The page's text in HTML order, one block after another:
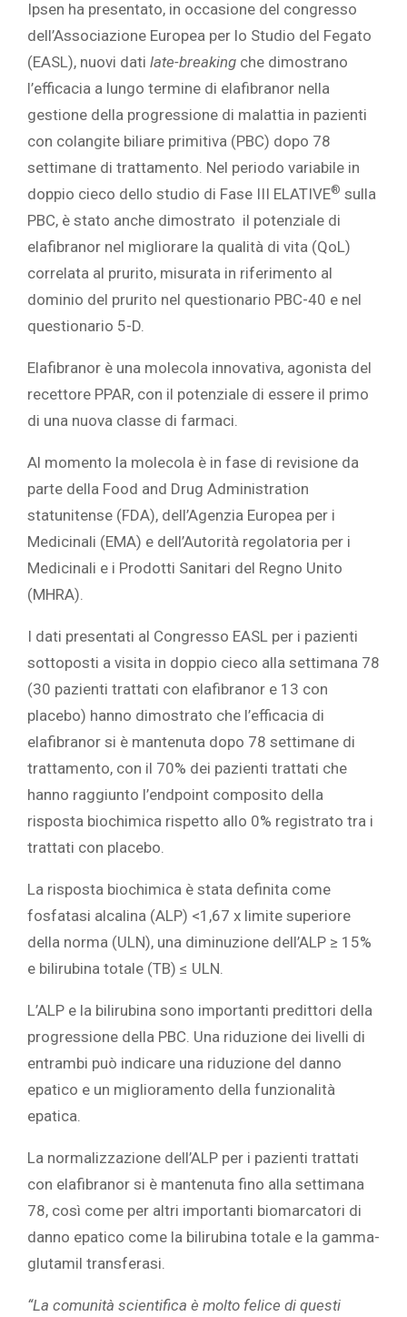
Ipsen ha presentato, in occasione del congresso
dell’Associazione Europea per lo Studio del Fegato
(EASL), nuovi dati late-breaking che dimostrano
l’efficacia a lungo termine di elafibranor nella
gestione della progressione di malattia in pazienti
con colangite biliare primitiva (PBC) dopo 78
settimane di trattamento. Nel periodo variabile in
doppio cieco dello studio di Fase III ELATIVE® sulla
PBC, è stato anche dimostrato il potenziale di
elafibranor nel migliorare la qualità di vita (QoL)
correlata al prurito, misurata in riferimento al
dominio del prurito nel questionario PBC-40 e nel
questionario 5-D.
Elafibranor è una molecola innovativa, agonista del
recettore PPAR, con il potenziale di essere il primo
di una nuova classe di farmaci.
Al momento la molecola è in fase di revisione da
parte della Food and Drug Administration
statunitense (FDA), dell’Agenzia Europea per i
Medicinali (EMA) e dell’Autorità regolatoria per i
Medicinali e i Prodotti Sanitari del Regno Unito
(MHRA).
I dati presentati al Congresso EASL per i pazienti
sottoposti a visita in doppio cieco alla settimana 78
(30 pazienti trattati con elafibranor e 13 con
placebo) hanno dimostrato che l’efficacia di
elafibranor si è mantenuta dopo 78 settimane di
trattamento, con il 70% dei pazienti trattati che
hanno raggiunto l’endpoint composito della
risposta biochimica rispetto allo 0% registrato tra i
trattati con placebo.
La risposta biochimica è stata definita come
fosfatasi alcalina (ALP) <1,67 x limite superiore
della norma (ULN), una diminuzione dell’ALP ≥ 15%
e bilirubina totale (TB) ≤ ULN.
L’ALP e la bilirubina sono importanti predittori della
progressione della PBC. Una riduzione dei livelli di
entrambi può indicare una riduzione del danno
epatico e un miglioramento della funzionalità
epatica.
La normalizzazione dell’ALP per i pazienti trattati
con elafibranor si è mantenuta fino alla settimana
78, così come per altri importanti biomarcatori di
danno epatico come la bilirubina totale e la gamma-
glutamil transferasi.
“La comunità scientifica è molto felice di questi